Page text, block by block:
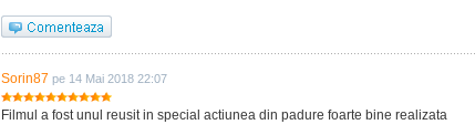
Sorin87 pe 14 Mai 2018 22:07
Filmul a fost unul reusit in special actiunea din padure foarte bine realizata